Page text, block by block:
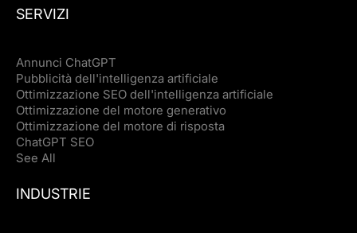
percorsi di conversione, dalla domanda di mercato e
SERVIZI
Annunci ChatGPT
Pubblicità dell'intelligenza artificiale
Ottimizzazione SEO dell'intelligenza artificiale
Ottimizzazione del motore generativo
Ottimizzazione del motore di risposta
ChatGPT SEO
See All
INDUSTRIE